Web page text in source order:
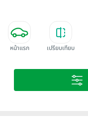
หน้าแรก เปรียบเทียบ